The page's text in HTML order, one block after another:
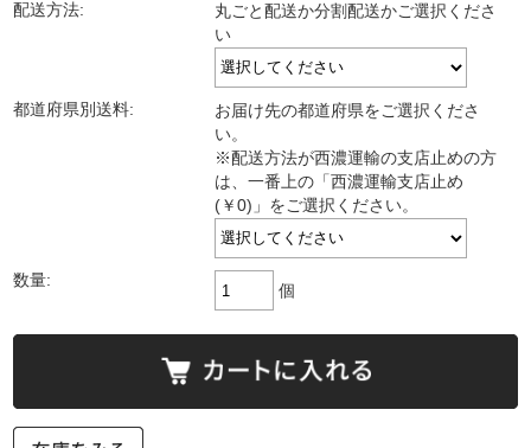
配送方法:
丸ごと配送か分割配送かご選択くださ
い
都道府県別送料:
お届け先の都道府県をご選択くださ
い。
※配送方法が西濃運輸の支店止めの方
は、一番上の「西濃運輸支店止め
(￥0)」をご選択ください。
数量:
個